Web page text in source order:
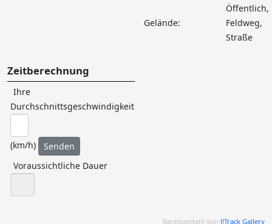
Gelände:
Öffentlich,
Feldweg,
Straße
Zeitberechnung
Ihre
Durchschnittsgeschwindigkeit
(km/h)
Voraussichtliche Dauer
Bereitgestellt von J!Track Gallery